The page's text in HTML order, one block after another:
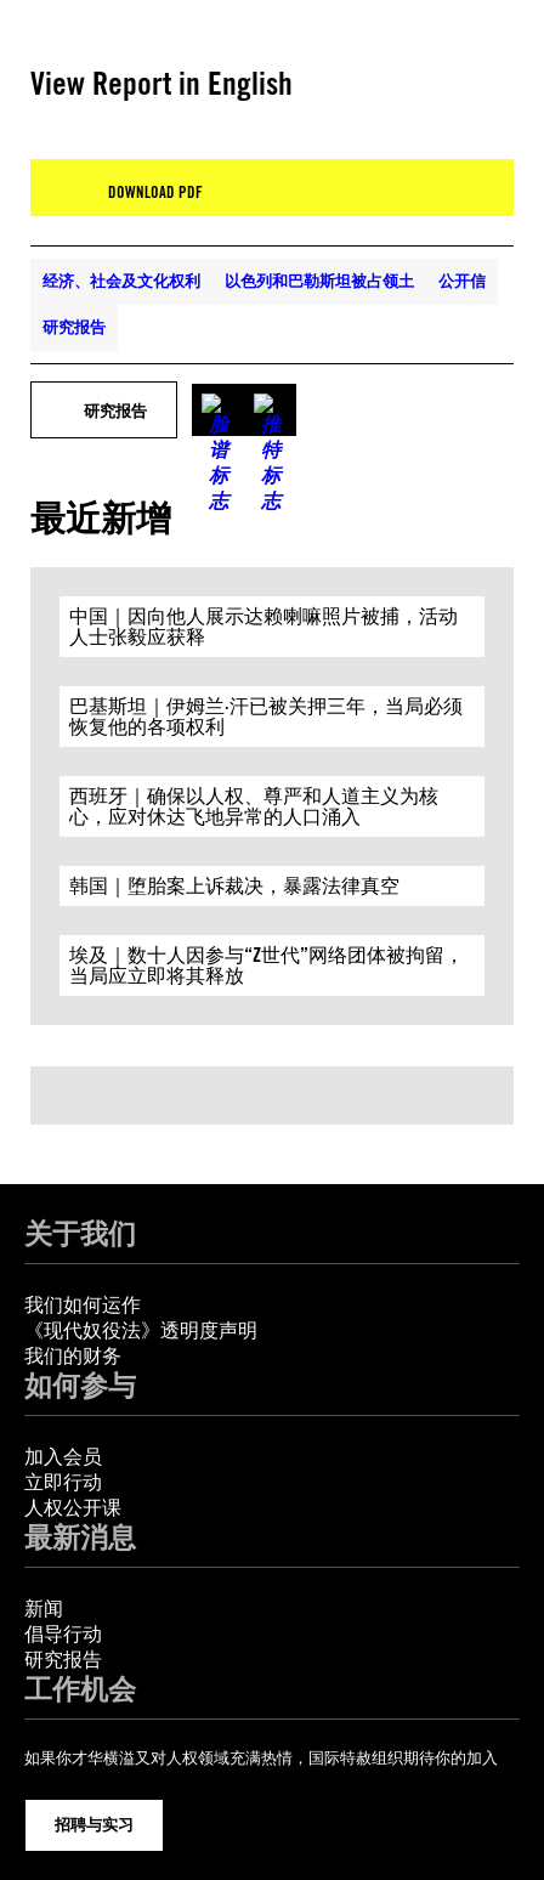
View Report in English
DOWNLOAD PDF
经济、社会及文化权利 以色列和巴勒斯坦被占领土 公开信
研究报告
研究报告
最近新增
中国｜因向他人展示达赖喇嘛照片被捕，活动
人士张毅应获释
巴基斯坦｜伊姆兰·汗已被关押三年，当局必须
恢复他的各项权利
西班牙｜确保以人权、尊严和人道主义为核
心，应对休达飞地异常的人口涌入
韩国｜堕胎案上诉裁决，暴露法律真空
埃及｜数十人因参与“Z世代”网络团体被拘留，
当局应立即将其释放
关于我们
我们如何运作
《现代奴役法》透明度声明
我们的财务
如何参与
加入会员
立即行动
人权公开课
最新消息
新闻
倡导行动
研究报告
工作机会
如果你才华横溢又对人权领域充满热情，国际特赦组织期待你的加入
招聘与实习